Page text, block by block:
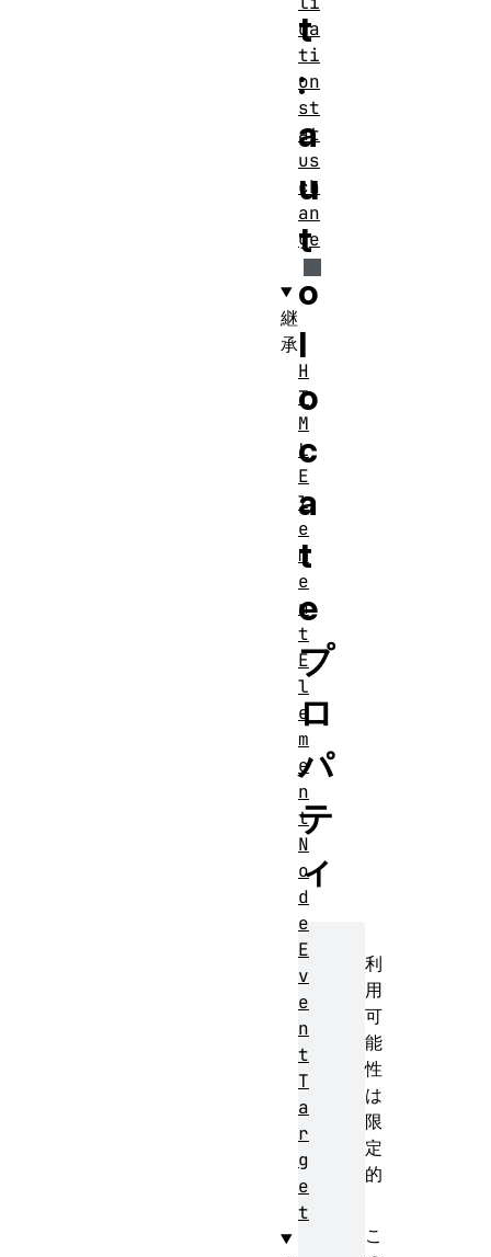
t
:
a
u
t
o
l
o
c
a
t
e
プ
ロ
パ
テ
ィ
利
用
可
能
性
は
限
定
的
こ
da
ti
on
st
at
us
ch
an
ge
継
承
H
T
M
L
E
l
e
m
e
n
t
E
l
e
m
e
n
t
N
o
d
e
E
v
e
n
t
T
a
r
g
e
t